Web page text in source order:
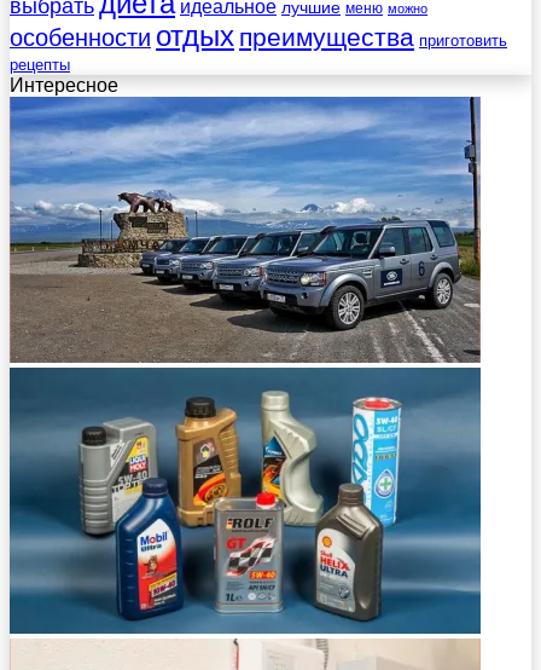
выбрать идеальное лучшие меню можно
особенности отдых преимущества приготовить
рецепты
Интересное